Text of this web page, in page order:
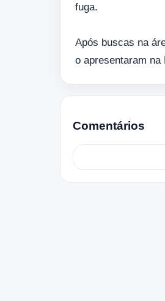
fuga.
Após buscas na
o apresentaram na
Comentários